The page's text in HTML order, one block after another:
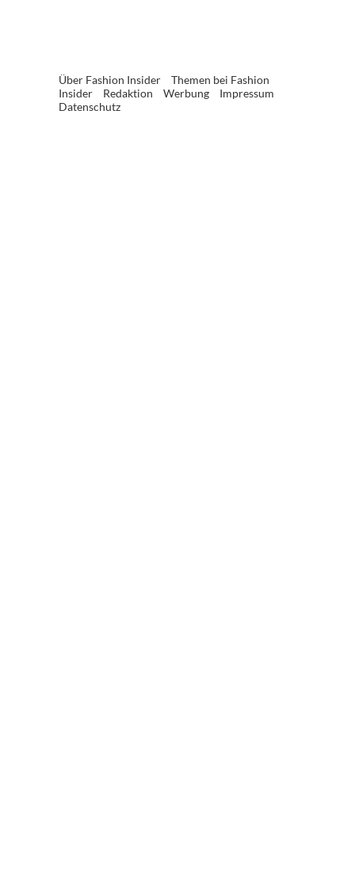
Über Fashion Insider
Themen bei Fashion
Insider
Redaktion Werbung
Impressum
Datenschutz